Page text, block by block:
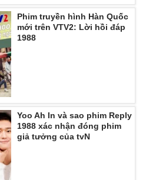
Phim truyền hình Hàn Quốc
mới trên VTV2: Lời hồi đáp
1988
Yoo Ah In và sao phim Reply
1988 xác nhận đóng phim
giả tưởng của tvN